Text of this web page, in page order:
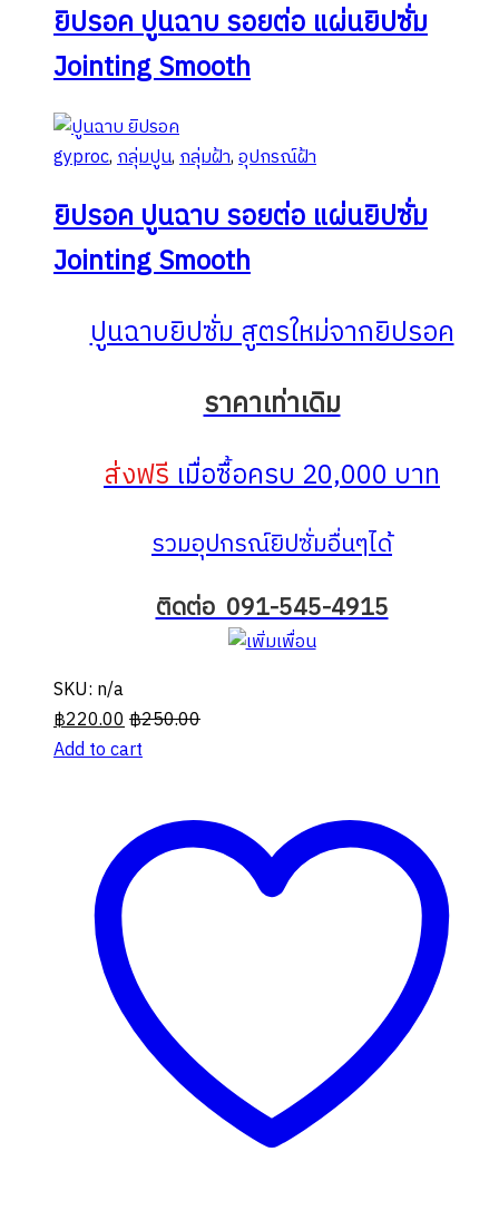
ยิปรอค ปูนฉาบ รอยต่อ แผ่นยิปซั่ม
Jointing Smooth
gyproc,กลุ่มปูน,กลุ่มฝ้า,อุปกรณ์ฝ้า
ยิปรอค ปูนฉาบ รอยต่อ แผ่นยิปซั่ม
Jointing Smooth
ปูนฉาบยิปซั่ม สูตรใหม่จากยิปรอค
ราคาเท่าเดิม
ส่งฟรีเมื่อซื้อครบ 20,000 บาท
รวมอุปกรณ์ยิปซั่มอื่นๆได้
ติดต่อ 091-545-4915
SKU: n/a
฿220.00฿250.00
Add to cart